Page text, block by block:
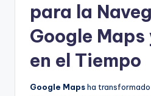
para la
Google Maps
en el Tiempo
Google Mapsha transformado